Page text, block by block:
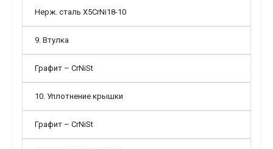
Нерж. сталь X5CrNi18-10
9. Втулка
Графит – CrNiSt
10. Уплотнение крышки
Графит – CrNiSt